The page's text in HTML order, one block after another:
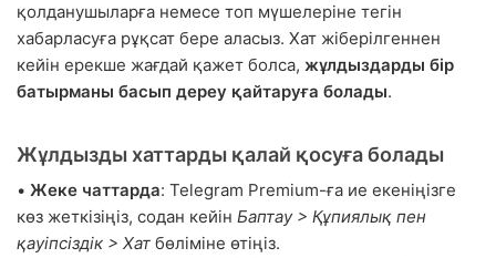
қолданушыларға немесе топ мүшелеріне тегін
хабарласуға рұқсат бере аласыз. Хат жіберілгеннен
кейін ерекше жағдай қажет болса, жұлдыздарды бір
батырманы басып дереу қайтаруға болады.
Жұлдызды хаттарды қалай қосуға болады
• Жеке чаттарда: Telegram Premium-ға ие екеніңізге
көз жеткізіңіз, содан кейін Баптау > Құпиялық пен
қауіпсіздік > Хат бөліміне өтіңіз.